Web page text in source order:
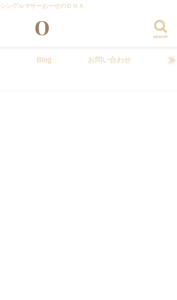
シングルマザーおーせのＤＮＡ
search
Blog お問い合わせ